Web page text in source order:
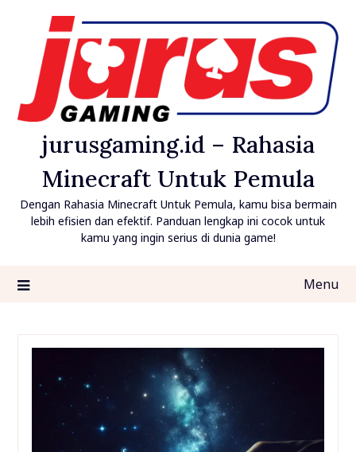
content
jurusgaming.id – Rahasia
Minecraft Untuk Pemula
Dengan Rahasia Minecraft Untuk Pemula, kamu bisa bermain
lebih efisien dan efektif. Panduan lengkap ini cocok untuk
kamu yang ingin serius di dunia game!
Menu